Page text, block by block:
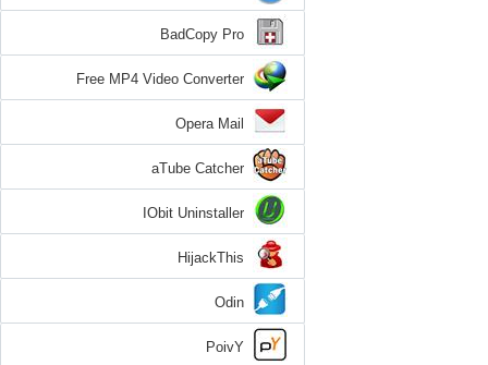
BadCopy Pro
Free MP4 Video Converter
Opera Mail
aTube Catcher
IObit Uninstaller
HijackThis
Odin
PoivY